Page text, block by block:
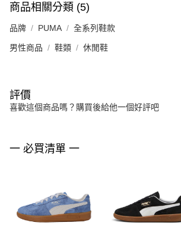
商品相關分類 (5)
品牌 PUMA 全系列鞋款
男性商品 鞋類 休閒鞋
評價
喜歡這個商品嗎？購買後給他一個好評吧
一 必買清單 一